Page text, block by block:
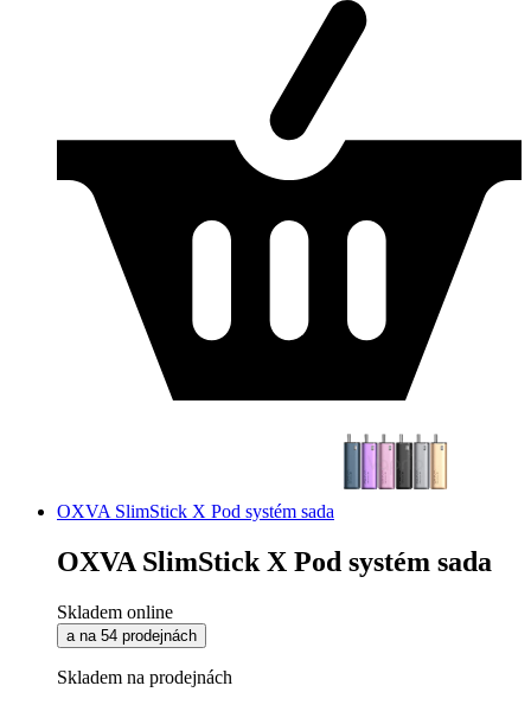
OXVA SlimStick X Pod systém sada
OXVA SlimStick X Pod systém sada
Skladem online
a na 54 prodejnách
Skladem na prodejnách